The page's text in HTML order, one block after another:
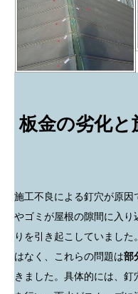
板金の劣化と
施工不良による釘穴が原
やゴミが屋根の隙間に入
りを引き起こしていまし
はなく、これらの問題は部
きました。具体的には、